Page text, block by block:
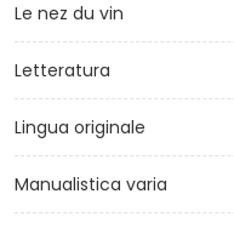
Le nez du vin
Letteratura
Lingua originale
Manualistica varia